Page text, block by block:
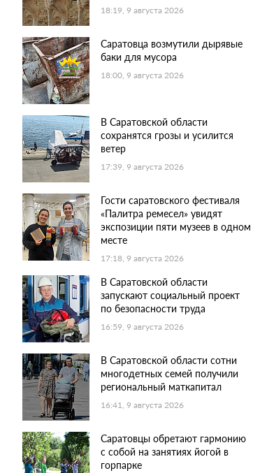
18:19, 9 августа 2026
Саратовца возмутили дырявые
баки для мусора
18:00, 9 августа 2026
В Саратовской области
сохранятся грозы и усилится
ветер
17:39, 9 августа 2026
Гости саратовского фестиваля
«Палитра ремесел» увидят
экспозиции пяти музеев в одном
месте
17:18, 9 августа 2026
В Саратовской области
запускают социальный проект
по безопасности труда
16:59, 9 августа 2026
В Саратовской области сотни
многодетных семей получили
региональный маткапитал
16:41, 9 августа 2026
Саратовцы обретают гармонию
с собой на занятиях йогой в
горпарке